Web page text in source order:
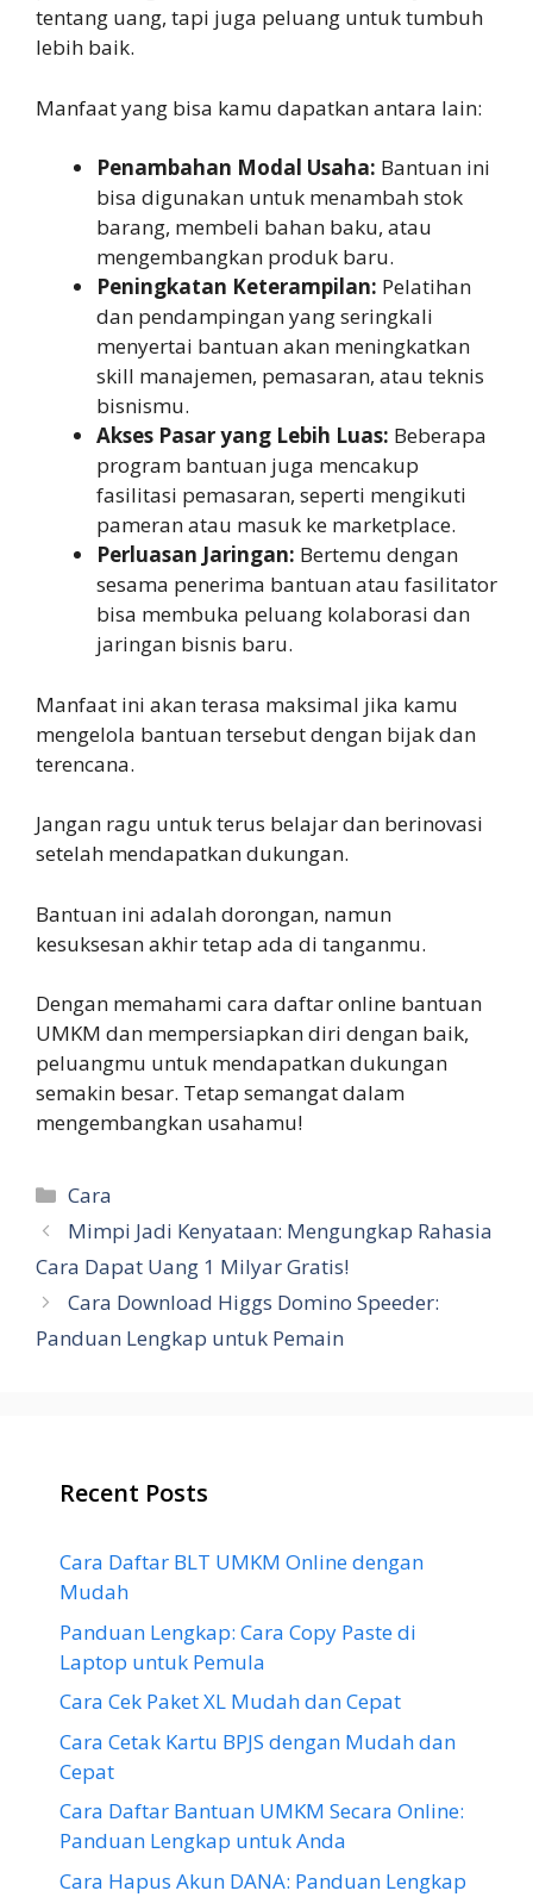
tentang uang, tapi juga peluang untuk tumbuh
lebih baik.
Manfaat yang bisa kamu dapatkan antara lain:
Penambahan Modal Usaha: Bantuan ini
bisa digunakan untuk menambah stok
barang, membeli bahan baku, atau
mengembangkan produk baru.
Peningkatan Keterampilan: Pelatihan
dan pendampingan yang seringkali
menyertai bantuan akan meningkatkan
skill manajemen, pemasaran, atau teknis
bisnismu.
Akses Pasar yang Lebih Luas: Beberapa
program bantuan juga mencakup
fasilitasi pemasaran, seperti mengikuti
pameran atau masuk ke marketplace.
Perluasan Jaringan: Bertemu dengan
sesama penerima bantuan atau fasilitator
bisa membuka peluang kolaborasi dan
jaringan bisnis baru.
Manfaat ini akan terasa maksimal jika kamu
mengelola bantuan tersebut dengan bijak dan
terencana.
Jangan ragu untuk terus belajar dan berinovasi
setelah mendapatkan dukungan.
Bantuan ini adalah dorongan, namun
kesuksesan akhir tetap ada di tanganmu.
Dengan memahami cara daftar online bantuan
UMKM dan mempersiapkan diri dengan baik,
peluangmu untuk mendapatkan dukungan
semakin besar. Tetap semangat dalam
mengembangkan usahamu!
Categories
Cara
Mimpi Jadi Kenyataan: Mengungkap Rahasia
Cara Dapat Uang 1 Milyar Gratis!
Cara Download Higgs Domino Speeder:
Panduan Lengkap untuk Pemain
Recent Posts
Cara Daftar BLT UMKM Online dengan
Mudah
Panduan Lengkap: Cara Copy Paste di
Laptop untuk Pemula
Cara Cek Paket XL Mudah dan Cepat
Cara Cetak Kartu BPJS dengan Mudah dan
Cepat
Cara Daftar Bantuan UMKM Secara Online:
Panduan Lengkap untuk Anda
Cara Hapus Akun DANA: Panduan Lengkap